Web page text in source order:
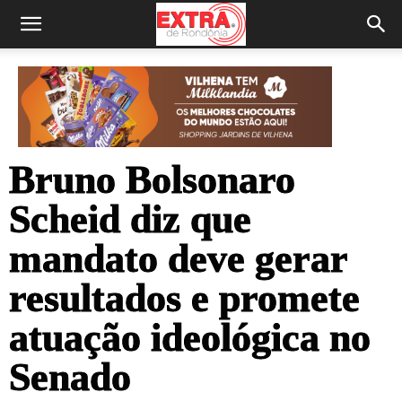
Bruno Bolsonaro
Scheid diz que
mandato deve gerar
resultados e promete
atuação ideológica no
Senado